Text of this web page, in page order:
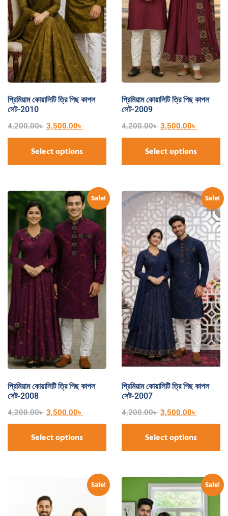
প্রিমিয়াম কোয়ালিটি ত্রি পিছ কাপল
সেট-2010
4,200.00৳ 3,500.00৳
Select options
প্রিমিয়াম কোয়ালিটি ত্রি পিছ কাপল
সেট-2009
4,200.00৳ 3,500.00৳
Select options
Sale!
প্রিমিয়াম কোয়ালিটি ত্রি পিছ কাপল
সেট-2008
4,200.00৳ 3,500.00৳
Select options
Sale!
প্রিমিয়াম কোয়ালিটি ত্রি পিছ কাপল
সেট-2007
4,200.00৳ 3,500.00৳
Select options
Sale! Sale!